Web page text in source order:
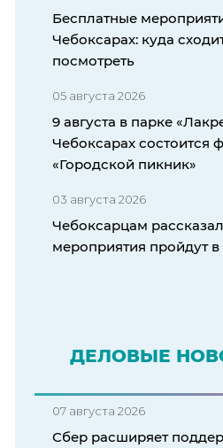
Бесплатные
Чебоксарах: куда
посмотреть
05 августа 2026
9 августа в парке
Чебоксарах состоится
«Городской пикник»
03 августа 2026
Чебоксарцам
мероприятия пройдут в
ДЕЛОВЫЕ
07 августа 2026
Сбер расширяет